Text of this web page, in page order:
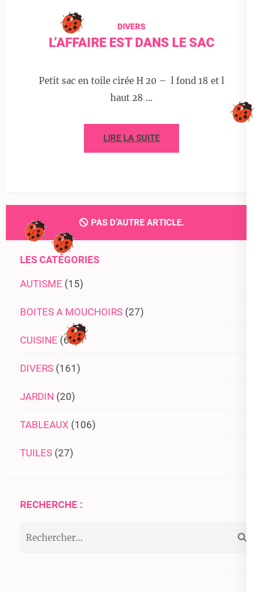
DIVERS
L’AFFAIRE EST DANS LE SAC
Petit sac en toile cirée H 20 – l fond 18 et l
haut 28 …
LIRE LA SUITE
PAS D’AUTRE ARTICLE.
LES CATÉGORIES
AUTISME (15)
BOITES A MOUCHOIRS (27)
CUISINE (63)
DIVERS (161)
JARDIN (20)
TABLEAUX (106)
TUILES (27)
RECHERCHE :